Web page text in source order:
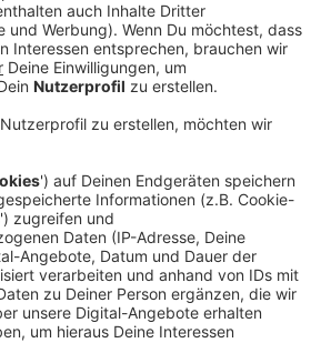
gewürdigt.
10.08.2023 14:21
verleiht